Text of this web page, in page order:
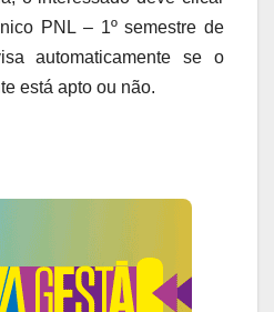
PNL – 1º semestre de
automaticamente se o
está apto ou não.